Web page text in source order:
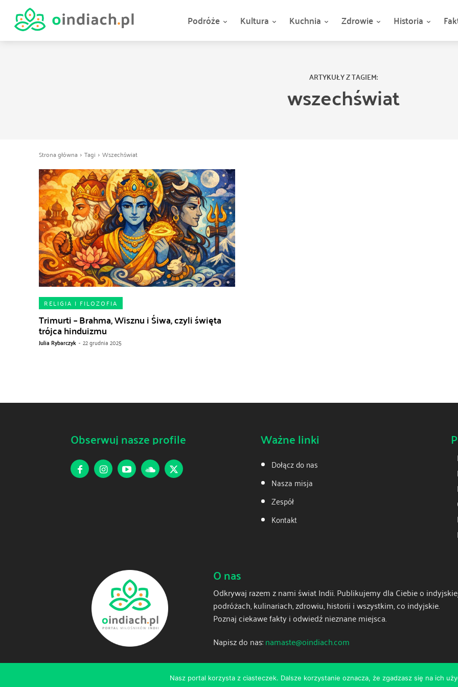
Podróże Kultura Kuchnia Zdrowie Historia
ARTYKUŁY Z TAGIEM:
wszechświat
Strona główna Tagi Wszechświat
RELIGIA I FILOZOFIA
Trimurti – Brahma, Wisznu i Śiwa, czyli święta
trójca hinduizmu
Julia Rybarczyk - 22 grudnia 2025
Obserwuj nasze profile Ważne linki
Dołącz do nas
Nasza misja
Zespół
Kontakt
O nas
Odkrywaj razem z nami świat Indii. Publikujemy dla Ciebie o
podróżach, kulinariach, zdrowiu, historii i wszystkim, co indyjskie.
Poznaj ciekawe fakty i odwiedź nieznane miejsca.
Napisz do nas:namaste@oindiach.com
© 2025 oindiach.pl - wszelkie prawa zastrzeżone
Nasz portal korzysta z ciasteczek. Dalsze korzystanie oznacza, że zgadzasz się na ich